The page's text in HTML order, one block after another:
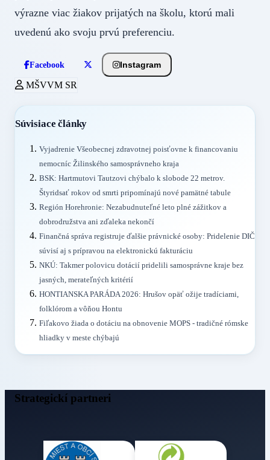
výrazne viac žiakov prijatých na školu, ktorú mali
uvedenú ako svoju prvú preferenciu.
Facebook Instagram
MŠVVM SR
Súvisiace články
Vyjadrenie Všeobecnej zdravotnej poisťovne k financovaniu
nemocníc Žilinského samosprávneho kraja
BSK: Hartmutovi Tautzovi chýbalo k slobode 22 metrov.
Štyridsať rokov od smrti pripomínajú nové pamätné tabule
Región Horehronie: Nezabudnuteľné leto plné zážitkov a
dobrodružstva ani zďaleka nekončí
Finančná správa registruje ďalšie právnické osoby: Pridelenie DIČ
súvisí aj s prípravou na elektronickú fakturáciu
NKÚ: Takmer polovicu dotácií pridelili samosprávne kraje bez
jasných, merateľných kritérií
HONTIANSKA PARÁDA 2026: Hrušov opäť ožije tradíciami,
folklórom a vôňou Hontu
Fiľakovo žiada o dotáciu na obnovenie MOPS - tradičné rómske
hliadky v meste chýbajú
Strategickí partneri